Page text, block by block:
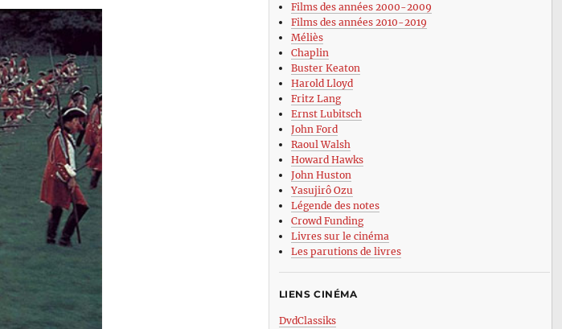
Films des années 2000-2009
Films des années 2010-2019
Méliès
Chaplin
Buster Keaton
Harold Lloyd
Fritz Lang
Ernst Lubitsch
John Ford
Raoul Walsh
Howard Hawks
John Huston
Yasujirô Ozu
Légende des notes
Crowd Funding
Livres sur le cinéma
Les parutions de livres
LIENS CINÉMA
DvdClassiks